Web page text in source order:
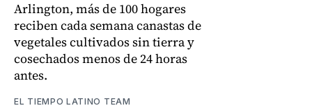
Arlington, más de 100 hogares
reciben cada semana canastas de
vegetales cultivados sin tierra y
cosechados menos de 24 horas
antes.
EL TIEMPO LATINO TEAM